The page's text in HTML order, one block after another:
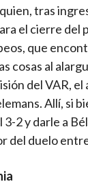
tras
el cierre del
que
cosas al
del VAR,
Allí, si
2 y darle a
del duelo